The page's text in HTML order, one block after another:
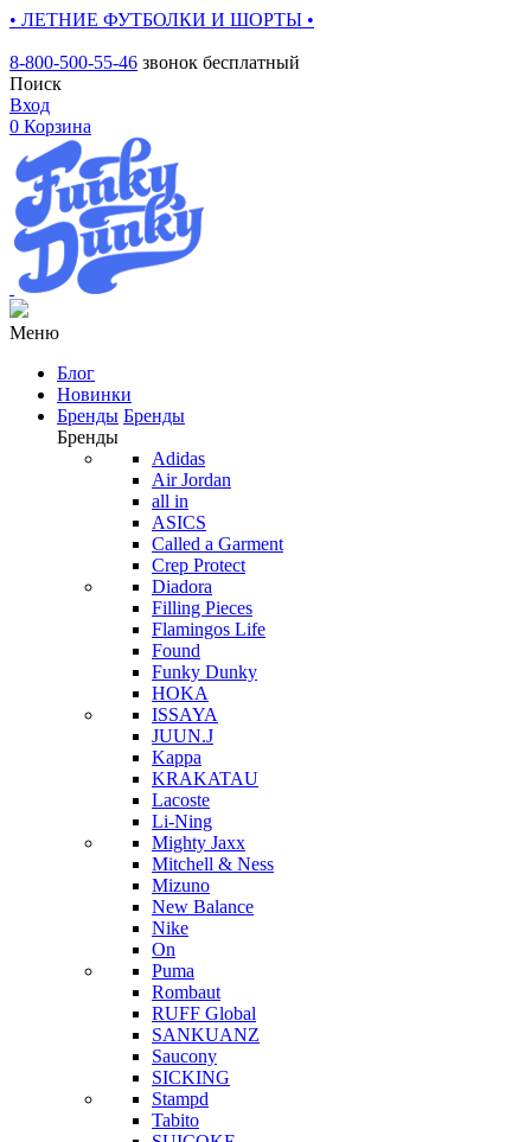
• ЛЕТНИЕ ФУТБОЛКИ И ШОРТЫ •
8-800-500-55-46 звонок бесплатный
Поиск
Вход
0 Корзина
Меню
Блог
Новинки
Бренды Бренды
Бренды
Adidas
Air Jordan
all in
ASICS
Called a Garment
Crep Protect
Diadora
Filling Pieces
Flamingos Life
Found
Funky Dunky
HOKA
ISSAYA
JUUN.J
Kappa
KRAKATAU
Lacoste
Li-Ning
Mighty Jaxx
Mitchell & Ness
Mizuno
New Balance
Nike
On
Puma
Rombaut
RUFF Global
SANKUANZ
Saucony
SICKING
Stampd
Tabito